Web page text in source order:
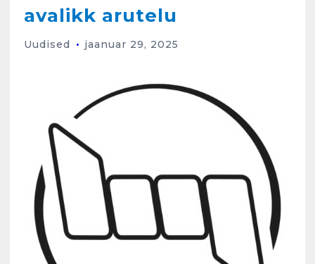
avalikk arutelu
Uudised jaanuar 29, 2025